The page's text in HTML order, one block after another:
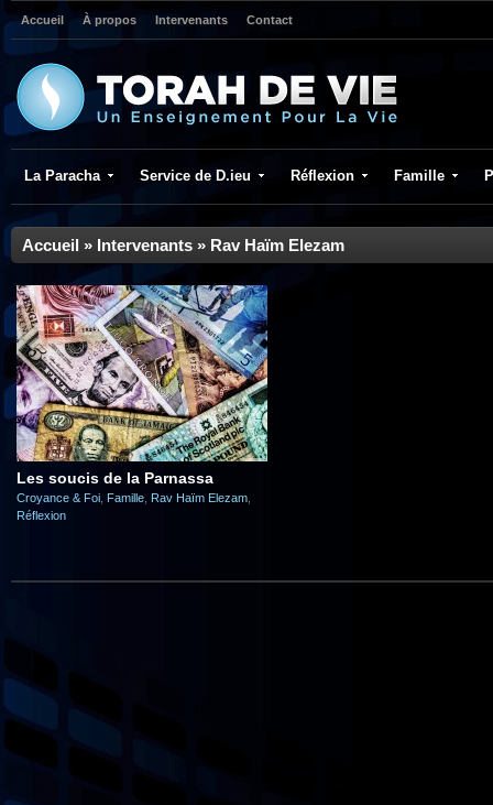
Accueil À propos Intervenants Contact
La Paracha Service de D.ieu Réflexion Famille
Accueil » Intervenants » Rav Haïm Elezam
Les soucis de la Parnassa
Croyance & Foi Famille Rav Haïm Elezam
Réflexion